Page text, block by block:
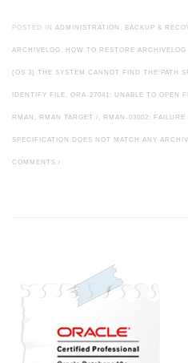
POSTED IN ADMINISTRATION BACKUP &
ARCHIVELOG HOW TO RESTORE
(OS 3) THE SYSTEM CANNOT FIND THE PATH
IDENTIFY FILE ORA-27041: UNABLE TO OPEN
RMAN RMAN TARGET / RMAN-03002: FAILURE
SPECIFICATION DOES NOT MATCH ANY
COMMENTS /